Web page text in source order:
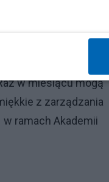
w miesiącu mogą
z zarządzania
ramach Akademii